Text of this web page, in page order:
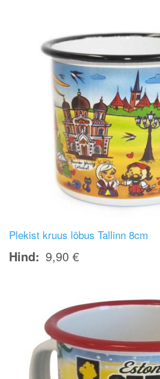
Plekist kruus lõbus Tallinn 8cm
Hind 9,90 €